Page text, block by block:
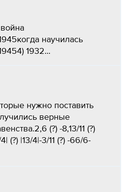
научилась
1932​...
нужно поставить
верные
(?) -8,13/11 (?)
(?) |13/4|-3/11 (?) -66/6-